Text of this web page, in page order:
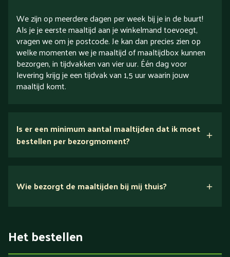
We zijn op meerdere dagen per week bij je in de buurt!
Als je je eerste maaltijd aan je winkelmand toevoegt,
vragen we om je postcode. Je kan dan precies zien op
welke momenten we je maaltijd of maaltijdbox kunnen
bezorgen, in tijdvakken van vier uur. Één dag voor
levering krijg je een tijdvak van 1,5 uur waarin jouw
maaltijd komt.
Is er een minimum aantal maaltijden dat ik moet
bestellen per bezorgmoment?
Wie bezorgt de maaltijden bij mij thuis?
Het bestellen